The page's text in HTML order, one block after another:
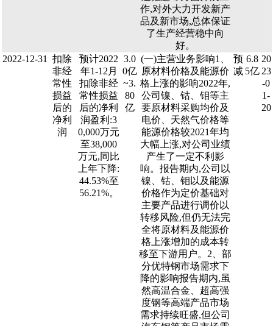
作,对外大力开发新产
品及新市场,总体保证
了生产经营稳中向
好。
2022-12-31
扣除
非经
常性
损益
后的
净利
润
预计2022
年1-12月
扣除非经
常性损益
后的净利
润盈利:3
0,000万元
至38,000
万元,同比
上年下降:
44.53%至
56.21%。
3.0
0亿
~3.
80
亿
(一)主营业务影响1、
原材料价格及能源价
格上涨的影响2022年,
公司镍、钴、钼等主
要原材料采购均价及
电价、天然气价格等
能源价格较2021年均
大幅上涨,对公司业绩
产生了一定不利影
响。报告期内,公司以
镍、钴、钼以及能源
价格作为定价基础对
主要产品进行调价以
转移风险,但仍无法完
全将原材料及能源价
格上涨增加的成本转
移至下游用户。2、部
分优特钢市场需求下
降的影响报告期内,虽
然高温合金、超高强
度钢等高端产品市场
需求持续旺盛,但公司
预
减
6.8
5亿
20
23
-0
1-
20